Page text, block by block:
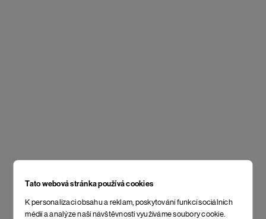
Tato webová stránka používá cookies
K personalizaci obsahu a reklam, poskytování funkcí sociálních
médií a analýze naší návštěvnosti využíváme soubory cookie.